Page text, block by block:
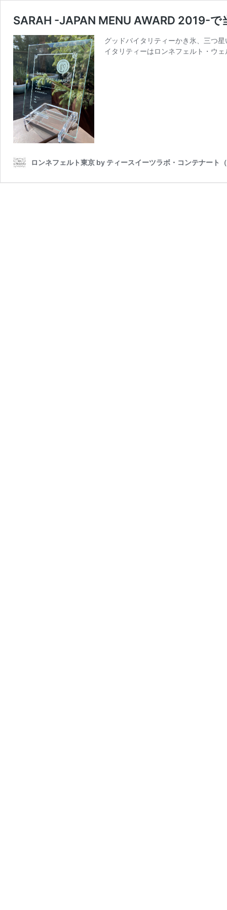
SARAH -JAPAN MENU AWARD 2019-
グッドバイタリティーかき氷、三つ
イタリティーはロンネフェルト・ウ
ロンネフェルト東京 by ティースイーツラボ・コンテナート